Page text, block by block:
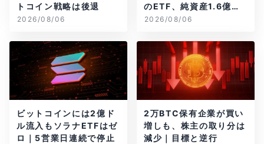
トコイン戦略は後退
2026/08/06
のETF、純資産1.6億ド
ル減
2026/08/06
ビットコインには2億ド
ル流入もソラナETFはゼ
ロ｜5営業日連続で停止
2万BTC保有企業が買い
増しも、株主の取り分は
減少｜目標と逆行